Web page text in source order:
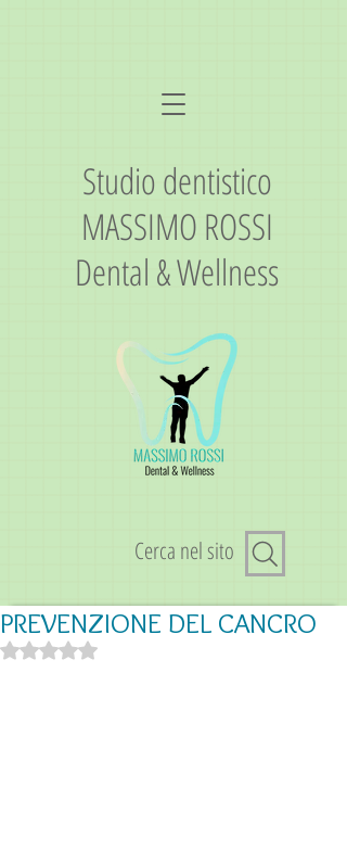
Studio dentistico
MASSIMO ROSSI
Dental & Wellness
Cerca nel sito
PREVENZIONE DEL CANCRO
Valutazione NaN stelle su 5.